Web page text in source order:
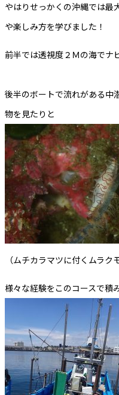
やはりせっかくの沖縄では最
や楽しみ方を学びました！
前半では透視度２Ｍの海でナ
後半のボートで流れがある中
物を見たりと
（ムチカラマツに付くムラク
様々な経験をこのコースで積